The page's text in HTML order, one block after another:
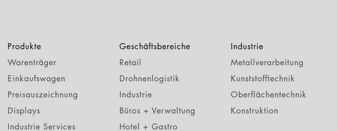
Produkte
Warenträger
Einkaufswagen
Preisauszeichnung
Displays
Industrie Services
Geschäftsbereiche
Retail
Drohnenlogistik
Industrie
Büros + Verwaltung
Hotel + Gastro
Industrie
Metallverarbeitung
Kunststofftechnik
Oberflächentechnik
Konstruktion